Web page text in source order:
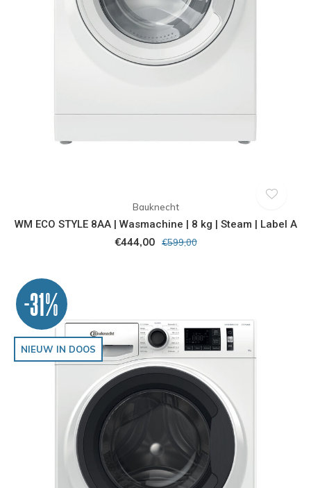
Bauknecht
WM ECO STYLE 8AA | Wasmachine | 8 kg | Steam | Label A
€444,00 €599,00
-31%
NIEUW IN DOOS